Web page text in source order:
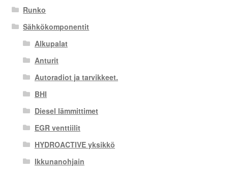
Runko
Sähkökomponentit
Alkupalat
Anturit
Autoradiot ja tarvikkeet.
BHI
Diesel lämmittimet
EGR venttiilit
HYDROACTIVE yksikkö
Ikkunanohjain